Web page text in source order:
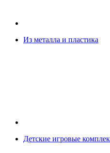
Из металла и пластика
Детские игровые